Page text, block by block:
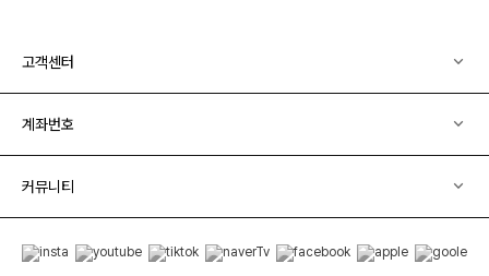
고객센터
계좌번호
커뮤니티